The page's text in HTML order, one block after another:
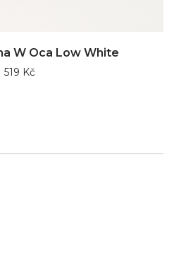
W Oca Low White
519 Kč